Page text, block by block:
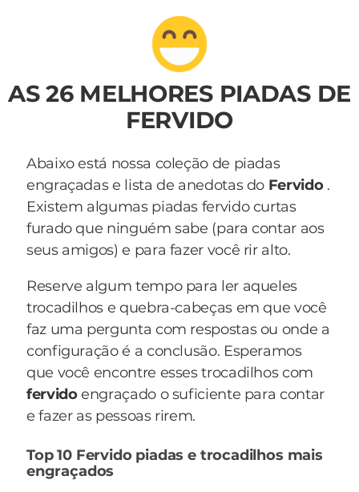
AS 26 MELHORES PIADAS DE
FERVIDO
Abaixo está nossa coleção de piadas
engraçadas e lista de anedotas do Fervido.
Existem algumas piadas fervido curtas
furado que ninguém sabe (para contar aos
seus amigos) e para fazer você rir alto.
Reserve algum tempo para ler aqueles
trocadilhos e quebra-cabeças em que você
faz uma pergunta com respostas ou onde a
configuração é a conclusão. Esperamos
que você encontre esses trocadilhos com
fervidoengraçado o suficiente para contar
e fazer as pessoas rirem.
Top 10 Fervido piadas e trocadilhos mais
engraçados